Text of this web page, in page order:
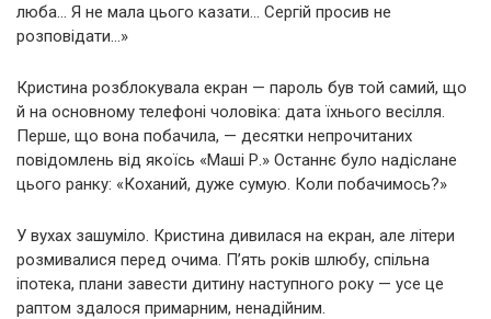
люба… Я не мала цього казати… Сергій просив не
розповідати…»
Кристина розблокувала екран — пароль був той самий, що
й на основному телефоні чоловіка: дата їхнього весілля.
Перше, що вона побачила, — десятки непрочитаних
повідомлень від якоїсь «Маші Р.» Останнє було надіслане
цього ранку: «Коханий, дуже сумую. Коли побачимось?»
У вухах зашуміло. Кристина дивилася на екран, але літери
розмивалися перед очима. П’ять років шлюбу, спільна
іпотека, плани завести дитину наступного року — усе це
раптом здалося примарним, ненадійним.